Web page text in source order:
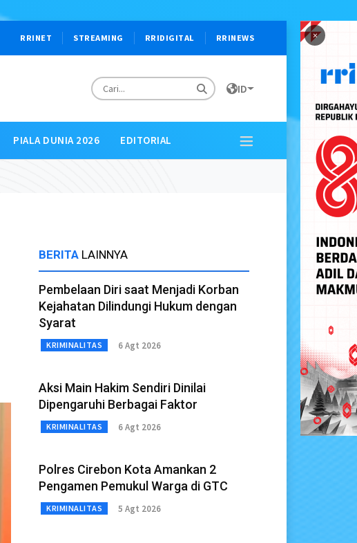
×
RRINET STREAMING RRIDIGITAL RRINEWS
ID
PIALA DUNIA 2026 EDITORIAL
BERITA LAINNYA
Pembelaan Diri saat Menjadi Korban
Kejahatan Dilindungi Hukum dengan
Syarat
KRIMINALITAS 6 Agt 2026
Aksi Main Hakim Sendiri Dinilai
Dipengaruhi Berbagai Faktor
KRIMINALITAS 6 Agt 2026
Polres Cirebon Kota Amankan 2
Pengamen Pemukul Warga di GTC
KRIMINALITAS 5 Agt 2026